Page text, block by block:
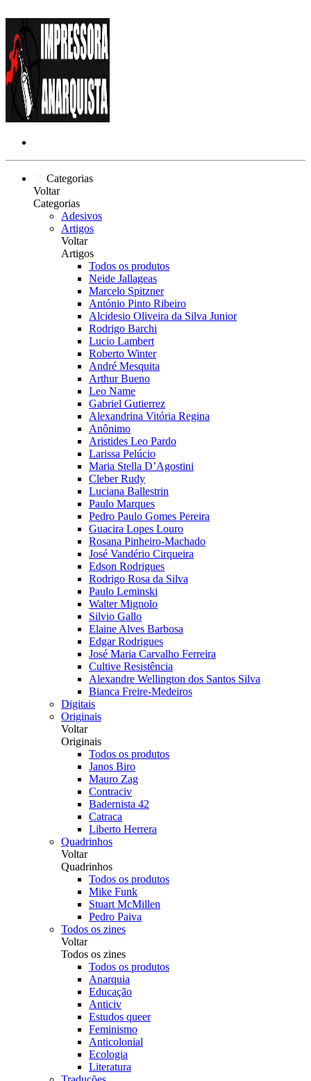
Categorias
Voltar
Categorias
Adesivos
Artigos
Voltar
Artigos
Todos os produtos
Neide Jallageas
Marcelo Spitzner
António Pinto Ribeiro
Alcidesio Oliveira da Silva Junior
Rodrigo Barchi
Lucio Lambert
Roberto Winter
André Mesquita
Arthur Bueno
Leo Name
Gabriel Gutierrez
Alexandrina Vitória Regina
Anônimo
Aristides Leo Pardo
Larissa Pelúcio
Maria Stella D’Agostini
Cleber Rudy
Luciana Ballestrin
Paulo Marques
Pedro Paulo Gomes Pereira
Guacira Lopes Louro
Rosana Pinheiro-Machado
José Vandério Cirqueira
Edson Rodrigues
Rodrigo Rosa da Silva
Paulo Leminski
Walter Mignolo
Silvio Gallo
Elaine Alves Barbosa
Edgar Rodrigues
José Maria Carvalho Ferreira
Cultive Resistência
Alexandre Wellington dos Santos Silva
Bianca Freire-Medeiros
Digitais
Originais
Voltar
Originais
Todos os produtos
Janos Biro
Mauro Zag
Contraciv
Badernista 42
Catraca
Liberto Herrera
Quadrinhos
Voltar
Quadrinhos
Todos os produtos
Mike Funk
Stuart McMillen
Pedro Paiva
Todos os zines
Voltar
Todos os zines
Todos os produtos
Anarquia
Educação
Anticiv
Estudos queer
Feminismo
Anticolonial
Ecologia
Literatura